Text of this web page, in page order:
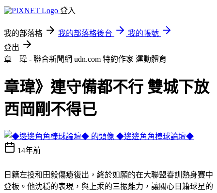
登入
我的部落格 我的部落格後台
我的帳號
登出
章 瑋 - 聯合新聞網 udn.com 特約作家 運動體育
章瑋》連守備都不行 雙城下放
西岡剛不得已
◆邊邊角角棒球論壇◆
14年前
日籍左投和田毅傷癒復出，終於如願的在大聯盟春訓熱身賽中
登板。他沈穩的表現，與上乘的三振能力，讓關心日籍球星的